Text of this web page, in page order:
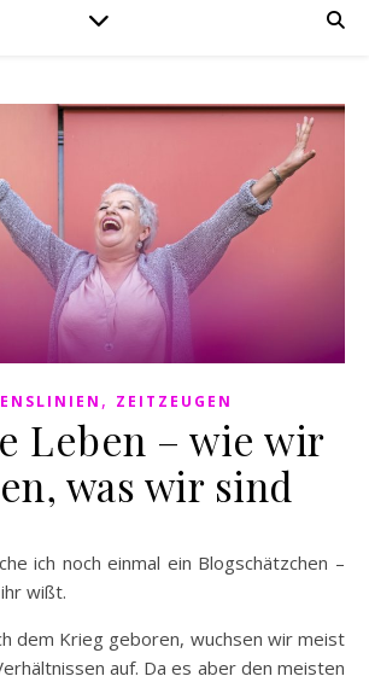
, ZEITZEUGEN
Leben – wie wir
was wir sind
wißt.
dem Krieg geboren, wuchsen wir meist
auf. Da es aber den meisten